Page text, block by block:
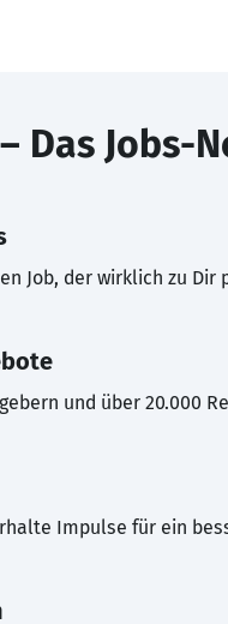
Das Jobs-
Job, der wirklich zu Dir
und über 20.000
Impulse für ein